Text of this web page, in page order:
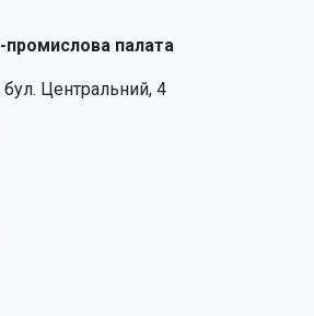
промислова палата
Центральний, 4